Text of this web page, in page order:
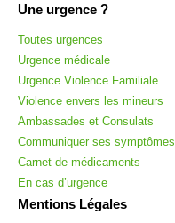
Une urgence ?
Toutes urgences
Urgence médicale
Urgence Violence Familiale
Violence envers les mineurs
Ambassades et Consulats
Communiquer ses symptômes
Carnet de médicaments
En cas d’urgence
Mentions Légales